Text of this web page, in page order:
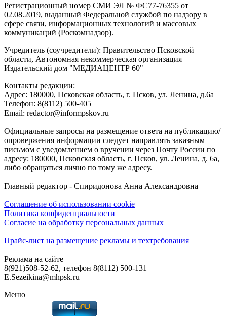
Регистрационный номер СМИ ЭЛ № ФС77-76355 от
02.08.2019, выданный Федеральной службой по надзору в
сфере связи, информационных технологий и массовых
коммуникаций (Роскомнадзор).
Учредитель (соучредители): Правительство Псковской
области, Автономная некоммерческая организация
Издательский дом "МЕДИАЦЕНТР 60"
Контакты редакции:
Адреc: 180000, Псковская область, г. Псков, ул. Ленина, д.6а
Телефон: 8(8112) 500-405
Email: redactor@informpskov.ru
Официальные запросы на размещение ответа на публикацию/
опровержения информации следует направлять заказным
письмом с уведомлением о вручении через Почту России по
адресу: 180000, Псковская область, г. Псков, ул. Ленина, д. 6а,
либо обращаться лично по тому же адресу.
Главный редактор - Спиридонова Анна Александровна
Соглашение об использовании cookie
Политика конфиденциальности
Согласие на обработку персональных данных
Прайс-лист на размещение рекламы и техтребования
Реклама на сайте
8(921)508-52-62, телефон 8(8112) 500-131
E.Sezeikina@mhpsk.ru
Меню